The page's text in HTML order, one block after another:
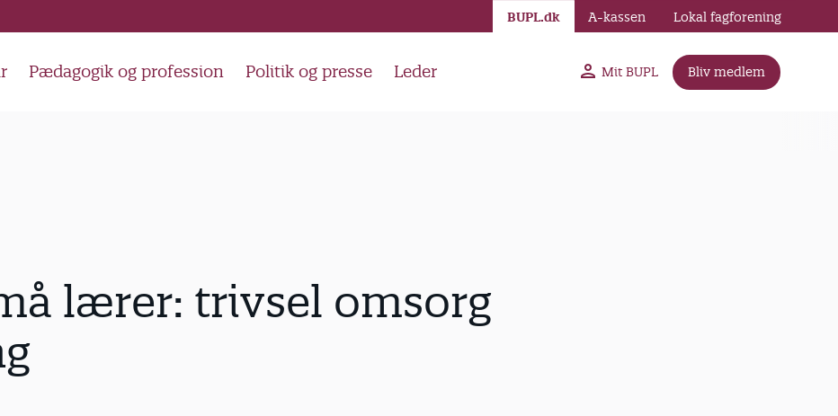
Pædagogik og profession Politik og presse Leder Mit BUPL Bliv medlem
BUPL.dk A-kassen Lokal fagforening
lærer: trivsel omsorg